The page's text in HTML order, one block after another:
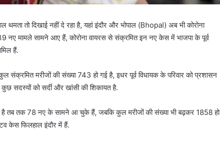
तो दिखाई नहीं दे रहा है, यहां इंदौर और भोपाल (Bhopal) अब भी कोरोना
नए मामले सामने आए हैं, कोरोना वायरस से संक्रमित इन नए केस में भाजपा के पूर्व
हैं.
मरीजों की संख्या 743 हो गई है, इधर पूर्व विधायक के परिवार को प्रशासन
के कुछ सदस्यों को सर्दी और खांसी की शिकायत है.
है तब तक 78 नए के सामने आ चुके हैं, जबकि कुल मरीजों की संख्या भी बढ़कर 1858 हो
केस फिलहाल इंदौर में हैं.